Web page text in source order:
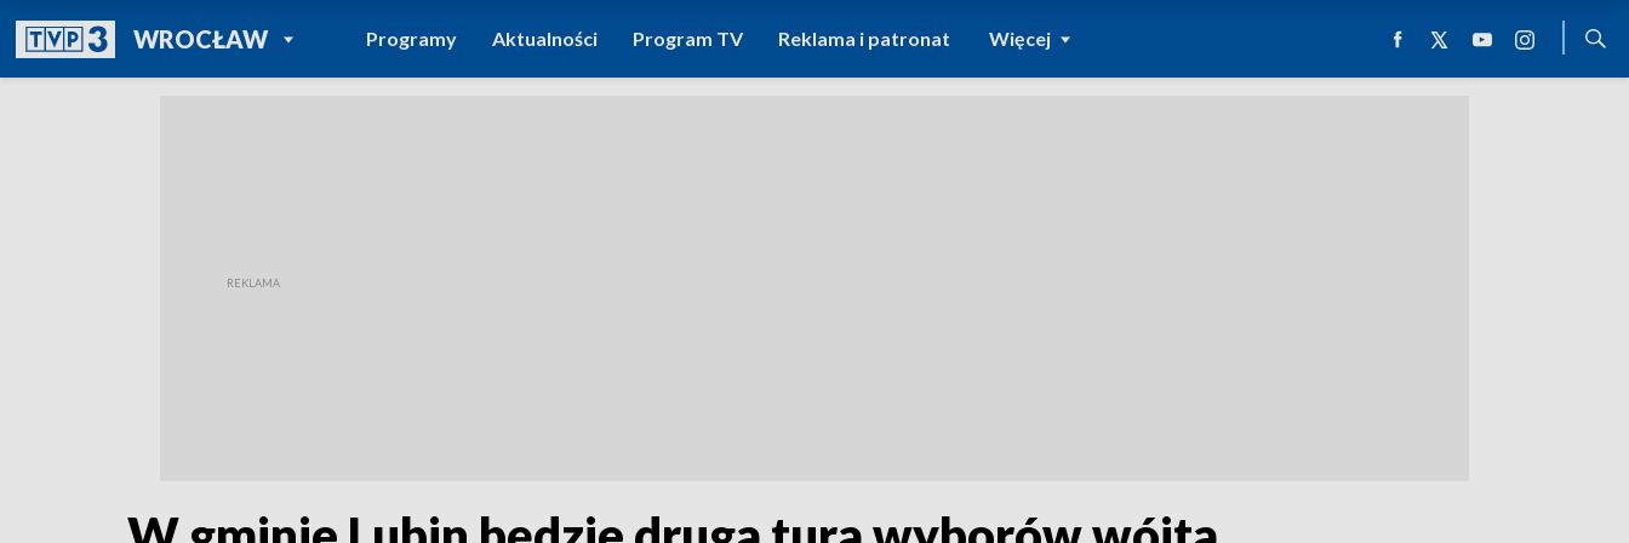
WROCŁAWPOWRÓT DO
TVP REGIONY
Programy Aktualności Program TV Reklama i patronat Więcej